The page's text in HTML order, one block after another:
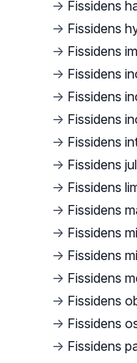
→ Fissidens
→ Fissidens
→ Fissidens
→ Fissidens
→ Fissidens
→ Fissidens
→ Fissidens
→ Fissidens
→ Fissidens
→ Fissidens
→ Fissidens
→ Fissidens
→ Fissidens
→ Fissidens
→ Fissidens
→ Fissidens